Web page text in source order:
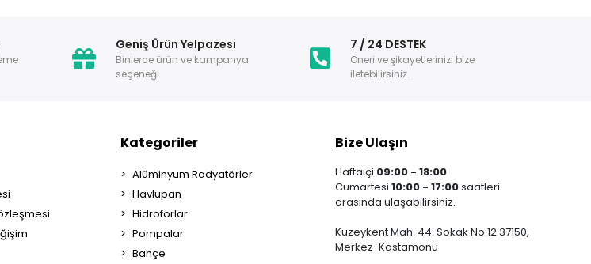
Geniş Ürün Yelpazesi
Binlerce ürün ve kampanya
seçeneği
7 / 24 DESTEK
Öneri ve şikayetlerinizi bize
iletebilirsiniz.
Kategoriler
Alüminyum Radyatörler
Havlupan
Hidroforlar
Pompalar
Bahçe
Bize Ulaşın
Haftaiçi 09:00 - 18:00
Cumartesi 10:00 - 17:00saatleri
arasında ulaşabilirsiniz.
Kuzeykent Mah. 44. Sokak No:12 37150,
Merkez-Kastamonu